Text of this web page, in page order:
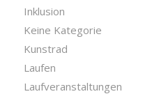
Inklusion
Keine Kategorie
Kunstrad
Laufen
Laufveranstaltungen